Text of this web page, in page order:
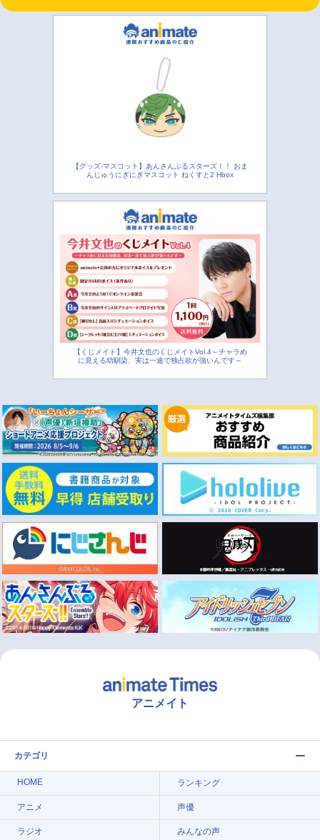
【グッズ-マスコット】あんさんぶるスターズ！！ おま
んじゅうにぎにぎマスコット ねくすと2 Hbox
【くじメイト】今井文也のくじメイトVol.4～チャラめ
に見える幼馴染、実は一途で独占欲が強いんです～
アニメイト
カテゴリ
HOME ランキング
アニメ 声優
ラジオ みんなの声